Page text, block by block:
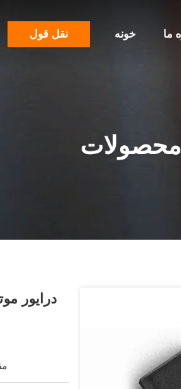
خونه ما نقل قول